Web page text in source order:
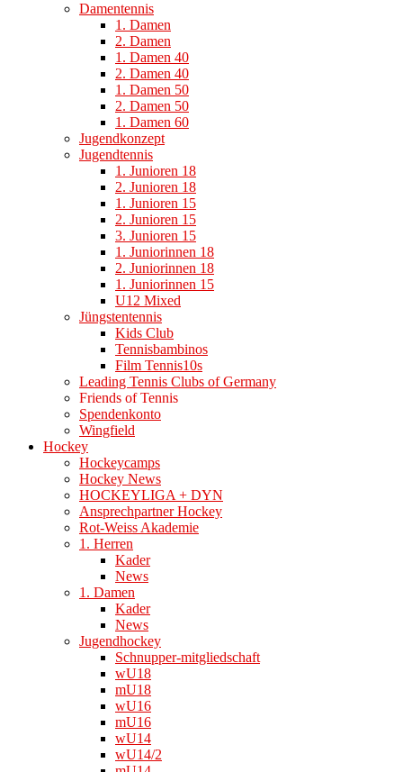
Damentennis
1. Damen
2. Damen
1. Damen 40
2. Damen 40
1. Damen 50
2. Damen 50
1. Damen 60
Jugendkonzept
Jugendtennis
1. Junioren 18
2. Junioren 18
1. Junioren 15
2. Junioren 15
3. Junioren 15
1. Juniorinnen 18
2. Juniorinnen 18
1. Juniorinnen 15
U12 Mixed
Jüngstentennis
Kids Club
Tennisbambinos
Film Tennis10s
Leading Tennis Clubs of Germany
Friends of Tennis
Spendenkonto
Wingfield
Hockey
Hockeycamps
Hockey News
HOCKEYLIGA + DYN
Ansprechpartner Hockey
Rot-Weiss Akademie
1. Herren
Kader
News
1. Damen
Kader
News
Jugendhockey
Schnupper-mitgliedschaft
wU18
mU18
wU16
mU16
wU14
wU14/2